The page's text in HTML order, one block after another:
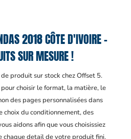
2018 CÔTE D'IVOIRE –
SUR MESURE !
produit sur stock chez Offset 5.
choisir le format, la matière, le
des pages personnalisées dans
choix du conditionnement, des
aidons afin que vous choisissiez
chaque detail de votre produit fini.